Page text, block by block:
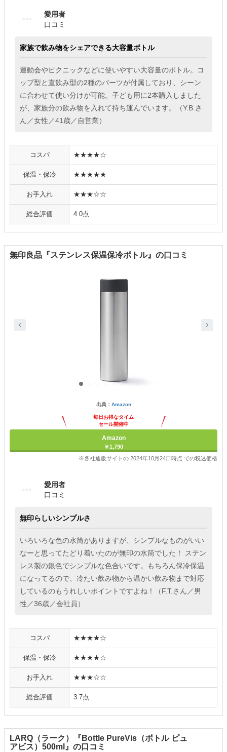
愛用者
口コミ
家族で飲み物をシェアできる大容量ボトル
運動会やピクニックなどに使いやすい大容量のボトル。コ
ップ型と直飲み型の2種のパーツが付属しており、シーン
に合わせて使い分けが可能。子ども用に2本購入しました
が、家族分の飲み物を入れて持ち運んでいます。（Y.B.さ
ん／女性／41歳／自営業）
コスパ ★★★★☆
保温・保冷 ★★★★★
お手入れ ★★★☆☆
総合評価 4.0点
無印良品『ステンレス保温保冷ボトル』の口コミ
出典： Amazon
毎日お得なタイム
セール開催中
Amazon
￥1,790
※各社通販サイトの 2024年10月24日時点 での税込価格
愛用者
口コミ
無印らしいシンプルさ
いろいろな色の水筒がありますが、シンプルなものがいい
なーと思ってたどり着いたのが無印の水筒でした！ ステン
レス製の銀色でシンプルな色合いです。もちろん保冷保温
になってるので、冷たい飲み物から温かい飲み物まで対応
しているのもうれしいポイントですよね！（F.T.さん／男
性／36歳／会社員）
コスパ ★★★★☆
保温・保冷 ★★★★☆
お手入れ ★★★☆☆
総合評価 3.7点
LARQ（ラーク）『Bottle PureVis（ボトル ピュ
アビス）500ml』の口コミ